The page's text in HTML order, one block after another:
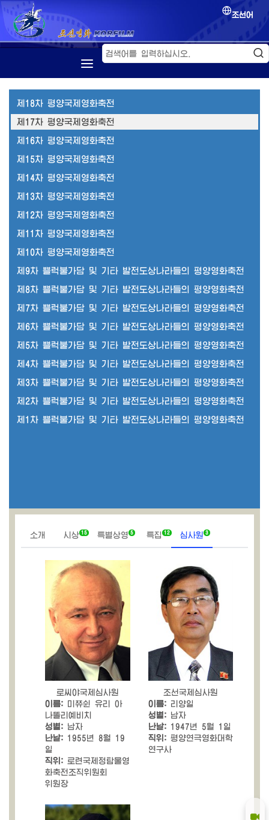
조선어
첫 페지
제18차 평양국제영화축전
제17차 평양국제영화축전
제16차 평양국제영화축전
제15차 평양국제영화축전
제14차 평양국제영화축전
제13차 평양국제영화축전
제12차 평양국제영화축전
제11차 평양국제영화축전
제10차 평양국제영화축전
제9차 쁠럭불가담 및 기타 발전도상나라들의 평양영화축전
제8차 쁠럭불가담 및 기타 발전도상나라들의 평양영화축전
제7차 쁠럭불가담 및 기타 발전도상나라들의 평양영화축전
제6차 쁠럭불가담 및 기타 발전도상나라들의 평양영화축전
제5차 쁠럭불가담 및 기타 발전도상나라들의 평양영화축전
제4차 쁠럭불가담 및 기타 발전도상나라들의 평양영화축전
제3차 쁠럭불가담 및 기타 발전도상나라들의 평양영화축전
제2차 쁠럭불가담 및 기타 발전도상나라들의 평양영화축전
제1차 쁠럭불가담 및 기타 발전도상나라들의 평양영화축전
소개 시상 15 특별상영 5 특집 12 심사원 3
로씨야국제심사원
이름:
미쮸쉰 유리 아
나똘리예비치
성별: 남자
난날: 1955년 8월 19
일
직위: 로련국제정탐물영
화축전조직위원회
위원장
조선국제심사원
이름: 리양일
성별: 남자
난날: 1947년 5월 1일
직위: 평양연극영화대학
연구사